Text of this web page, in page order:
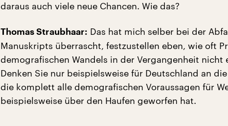
daraus auch viele neue Chancen. Wie das?
Thomas Straubhaar: Das hat mich selber bei der
Manuskripts überrascht, festzustellen eben, wie oft
demografischen Wandels in der Vergangenheit nicht
Denken Sie nur beispielsweise für Deutschland an
die komplett alle demografischen Voraussagen für
beispielsweise über den Haufen geworfen hat.